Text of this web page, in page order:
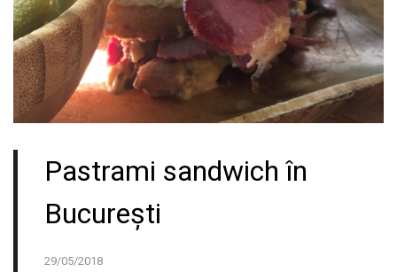
Pastrami sandwich în
București
29/05/2018